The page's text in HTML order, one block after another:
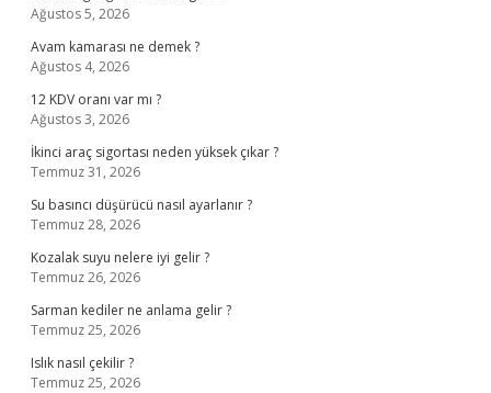
Ağustos 5, 2026
Avam kamarası ne demek ?
Ağustos 4, 2026
12 KDV oranı var mı ?
Ağustos 3, 2026
İkinci araç sigortası neden yüksek çıkar ?
Temmuz 31, 2026
Su basıncı düşürücü nasıl ayarlanır ?
Temmuz 28, 2026
Kozalak suyu nelere iyi gelir ?
Temmuz 26, 2026
Sarman kediler ne anlama gelir ?
Temmuz 25, 2026
Islık nasıl çekilir ?
Temmuz 25, 2026